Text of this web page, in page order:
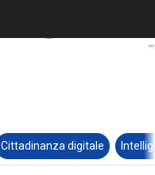
Cittadinanza digitale